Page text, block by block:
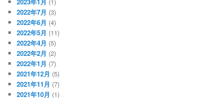
2023年1月 (1)
2022年7月 (3)
2022年6月 (4)
2022年5月 (11)
2022年4月 (5)
2022年2月 (2)
2022年1月 (7)
2021年12月 (5)
2021年11月 (7)
2021年10月 (1)